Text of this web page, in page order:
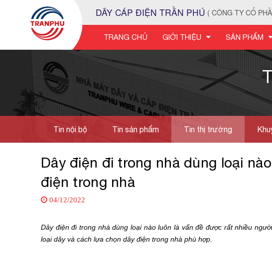
DÂY CÁP ĐIỆN TRẦN PHÚ ( CÔNG TY CỔ
TRANG CHỦ GIỚI THIỆU SẢN PHẨM
Tin nội bộ Tin sản phẩm Tin thị trường
Tuyển dụng
Dây điện đi trong nhà dùng loại
điện trong nhà
04/12/2022
Dây điện đi trong nhà dùng loại nào luôn là vấn đề được rất nhiều
loại dây và cách lựa chọn dây điện trong nhà phù hợp.